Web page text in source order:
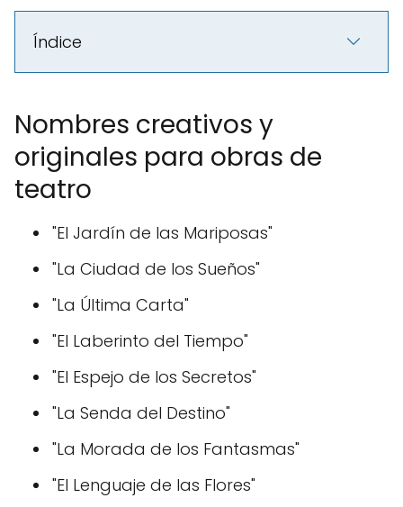
Índice
Nombres creativos y
originales para obras de
teatro
"El Jardín de las Mariposas"
"La Ciudad de los Sueños"
"La Última Carta"
"El Laberinto del Tiempo"
"El Espejo de los Secretos"
"La Senda del Destino"
"La Morada de los Fantasmas"
"El Lenguaje de las Flores"